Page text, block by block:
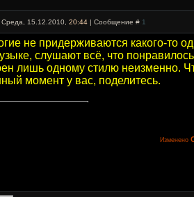
Среда, 15.12.2010, 20:44 | Сообщение # 1
не придерживаются какого-то
слушают всё, что
лишь одному стилю неизменно.
момент у вас, поделитесь.
Изменено